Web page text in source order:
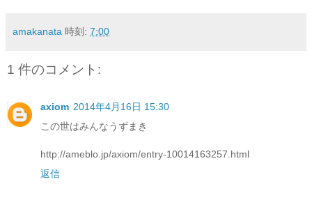
amakanata 時刻: 7:00
1 件のコメント:
axiom 2014年4月16日 15:30
この世はみんなうずまき
http://ameblo.jp/axiom/entry-10014163257.html
返信